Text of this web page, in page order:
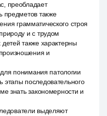
преобладает
предметов также
грамматического строя
и с трудом
также характерны
и
понимания патологии
этапы последовательного
знать закономерности и
выделяют